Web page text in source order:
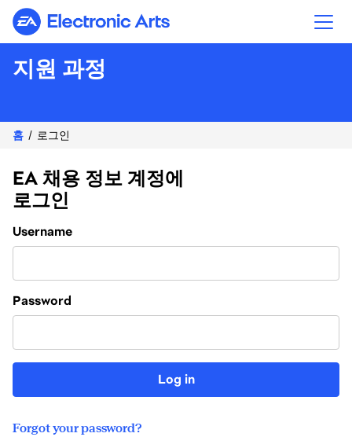
Electronic Arts
지원 과정
홈 로그인
EA 채용 정보 계정에
로그인
Login
Username
Password
Log in
Forgot your password?